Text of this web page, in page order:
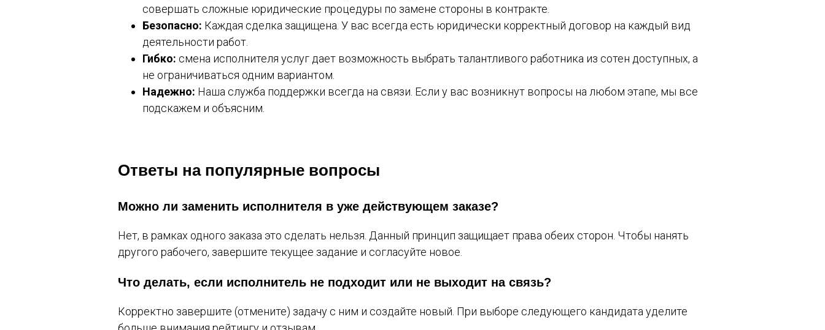
совершать сложные юридические процедуры по замене стороны в контракте.
Безопасно: Каждая сделка защищена. У вас всегда есть юридически корректный договор на каждый вид
деятельности работ.
Гибко: смена исполнителя услуг дает возможность выбрать талантливого работника из сотен доступных, а
не ограничиваться одним вариантом.
Надежно: Наша служба поддержки всегда на связи. Если у вас возникнут вопросы на любом этапе, мы все
подскажем и объясним.
Ответы на популярные вопросы
Можно ли заменить исполнителя в уже действующем заказе?
Нет, в рамках одного заказа это сделать нельзя. Данный принцип защищает права обеих сторон. Чтобы нанять
другого рабочего, завершите текущее задание и согласуйте новое.
Что делать, если исполнитель не подходит или не выходит на связь?
Корректно завершите (отмените) задачу с ним и создайте новый. При выборе следующего кандидата уделите